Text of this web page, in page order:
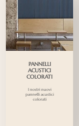
PANNELLI
ACUSTICI
COLORATI
I nostri nuovi
pannelli acustici
colorati